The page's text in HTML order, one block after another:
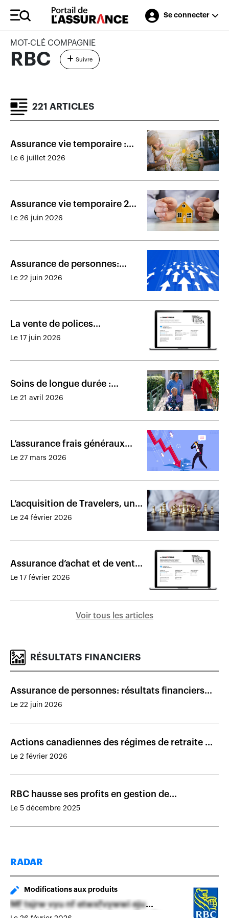
Se connecter
MOT-CLÉ COMPAGNIE
RBC Suivre
221 ARTICLES
Assurance vie temporaire :
une commodité à usages
Le 6 juillet 2026
Assurance vie temporaire 20
ans : premier choix pour
Le 26 juin 2026
Assurance de personnes:
résultats financiers des
Le 22 juin 2026
La vente de polices
d’assurance vie entière a le
Le 17 juin 2026
Soins de longue durée :
maigre choix dans un marché
Le 21 avril 2026
L’assurance frais généraux
protège l’entreprise de la
Le 27 mars 2026
​L’acquisition de Travelers, un
tournant pour Definity
Le 24 février 2026
Assurance d’achat et de vente
: solution à la pérennité de
Le 17 février 2026
Voir tous les articles
RÉSULTATS FINANCIERS
Assurance de personnes: résultats financiers
des assureurs présents au Canada en 2025
Le 22 juin 2026
Actions canadiennes des régimes de retraite :
un rendement de plus de 31% en 2025
Le 2 février 2026
RBC hausse ses profits en gestion de
patrimoine et en assurance en 2025
Le 5 décembre 2025
RADAR
Modifications aux produits
Mf tsjrw vyu nf etwxfvywwi eju
péhjgenfsvw trwv mb rjwyg ih srjix